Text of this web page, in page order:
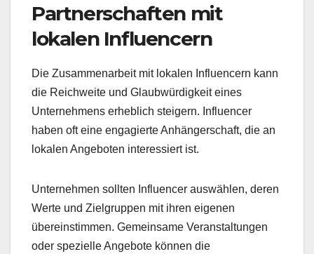
Partnerschaften mit
lokalen Influencern
Die Zusammenarbeit mit lokalen Influencern kann
die Reichweite und Glaubwürdigkeit eines
Unternehmens erheblich steigern. Influencer
haben oft eine engagierte Anhängerschaft, die an
lokalen Angeboten interessiert ist.
Unternehmen sollten Influencer auswählen, deren
Werte und Zielgruppen mit ihren eigenen
übereinstimmen. Gemeinsame Veranstaltungen
oder spezielle Angebote können die